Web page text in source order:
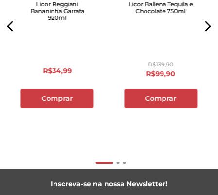
Licor Reggiani
Bananinha Garrafa
920ml
R$34,99
Comprar
Licor Ballena Tequila e
Chocolate 750ml
R$139,90
R$99,90
Comprar
Inscreva-se na nossa Newsletter!